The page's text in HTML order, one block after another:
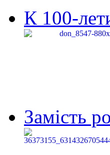
К 100-
Замість